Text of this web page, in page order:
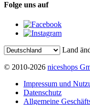
Folge uns auf
Land
© 2010-2026 niceshops
Impressum und
Datenschutz
Allgemeine